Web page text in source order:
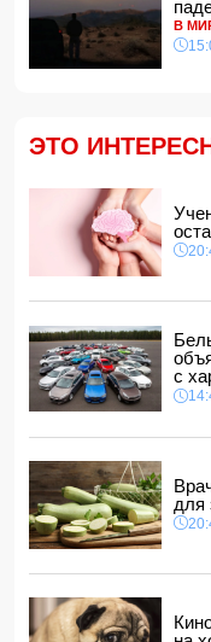
14:28, 08.08.2026
Найдено тело
обвинений в адрес
ВС РФ взяли под
области
14:04, 08.08.2026
Прогноз погоды в
14:00, 08.08.2026
Никол Пашинян
12:48, 08.08.2026
СМИ: США ищут на
"венесуэльского
В
ЭТО
с
для